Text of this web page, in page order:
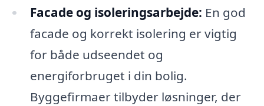
Facade og isoleringsarbejde: En god
facade og korrekt isolering er vigtig
for både udseendet og
energiforbruget i din bolig.
Byggefirmaer tilbyder løsninger, der